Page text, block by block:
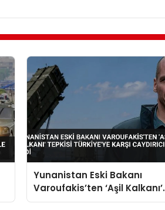
Yunanistan Eski Bakanı
Varoufakis’ten ‘Aşil Kalkanı’
Tepkisi Türkiye’ye Karşı